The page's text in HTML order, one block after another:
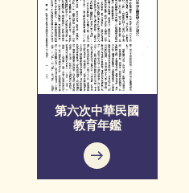
第六次中華民國
教育年鑑